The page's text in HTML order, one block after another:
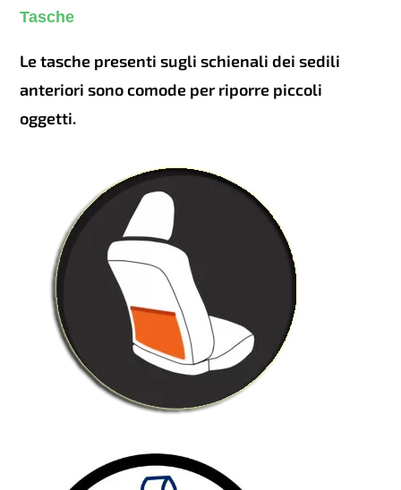
Tasche
Le tasche presenti sugli schienali dei sedili
anteriori sono comode per riporre piccoli
oggetti.